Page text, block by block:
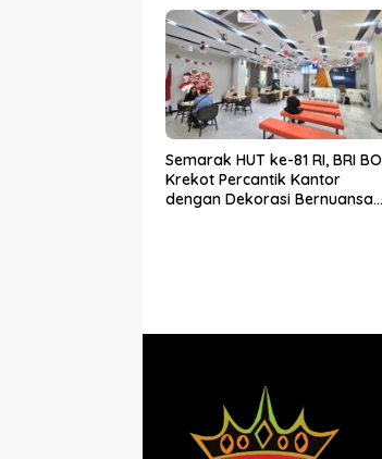
Semarak HUT ke-81 RI, BRI BO
Krekot Percantik Kantor
dengan Dekorasi Bernuansa